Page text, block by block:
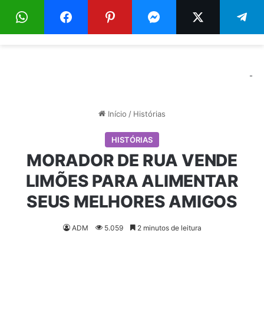
Menu
-
Início / Histórias
HISTÓRIAS
MORADOR DE RUA VENDE
LIMÕES PARA ALIMENTAR
SEUS MELHORES AMIGOS
ADM 5.059 2 minutos de leitura